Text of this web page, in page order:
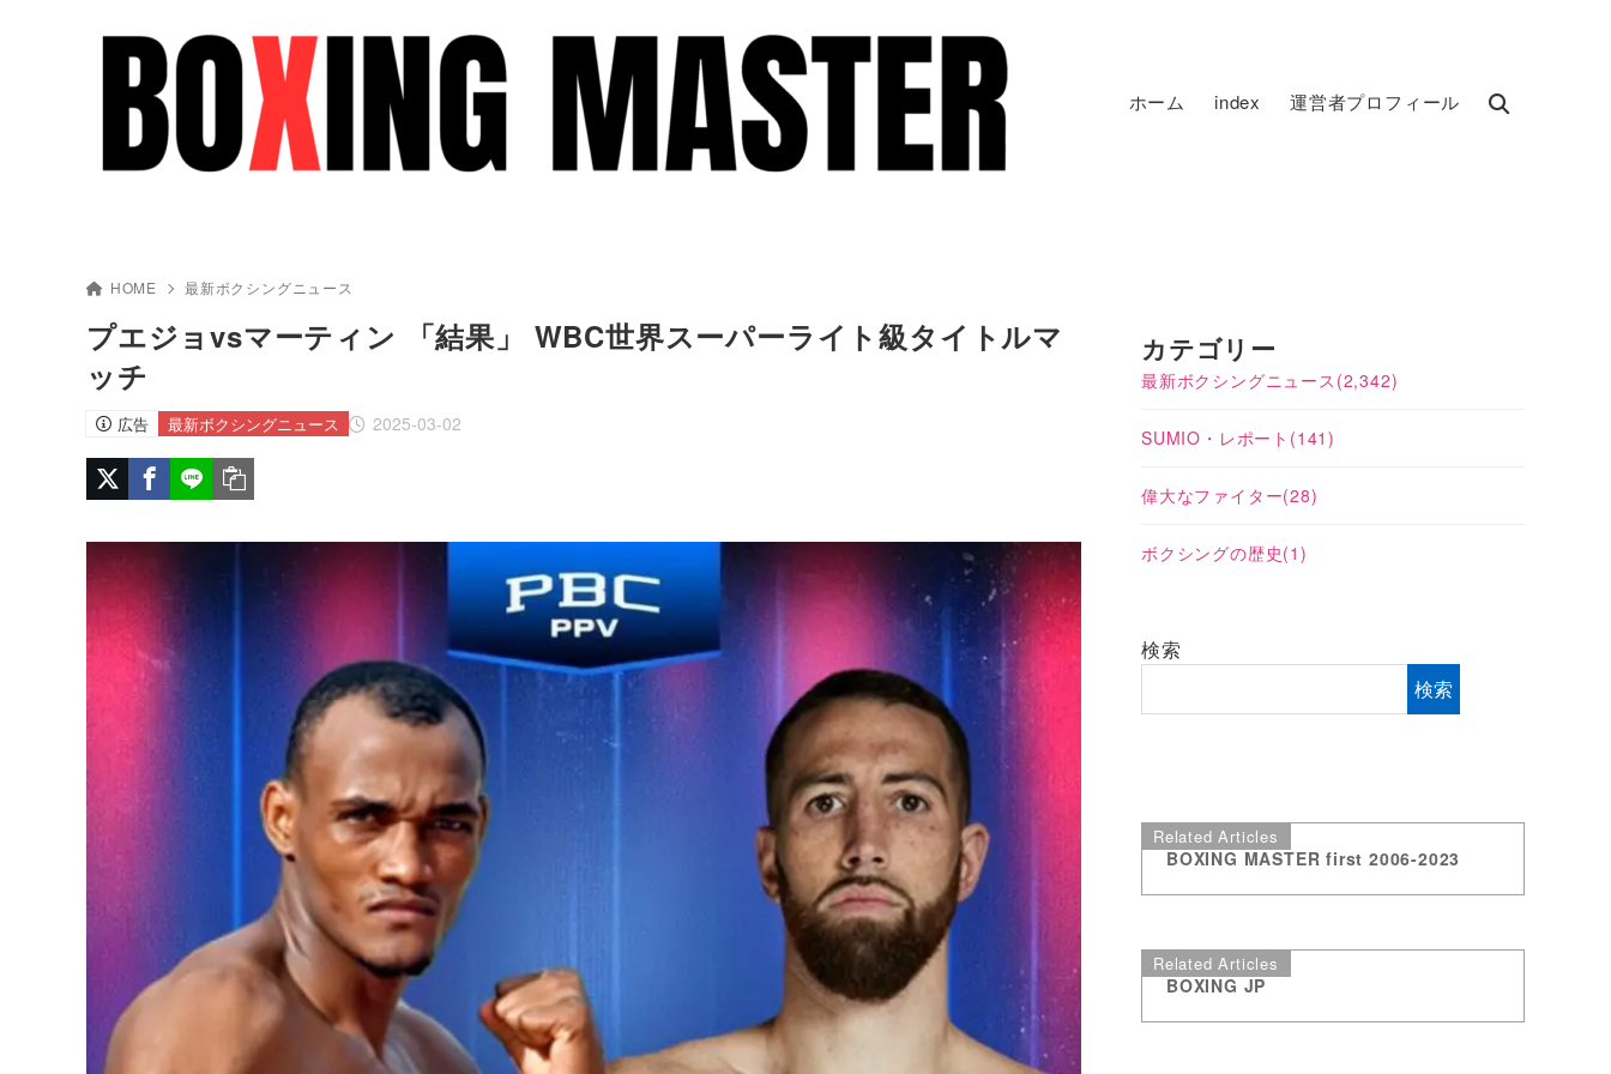
ホーム index 運営者プロフィール
HOME 最新ボクシングニュース
プエジョvsマーティン 「結果」 WBC世界スーパーライト級タイトルマ
ッチ
広告 2025-03-02
最新ボクシングニュース
カテゴリー
最新ボクシングニュース (2,342)
SUMIO・レポート (141)
偉大なファイター(28)
ボクシングの歴史(1)
検索
検索
Related Articles
BOXING MASTER first 2006-2023
Related Articles
BOXING JP